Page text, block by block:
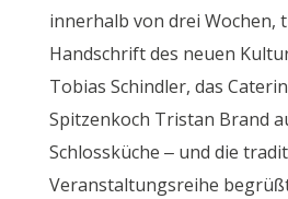
innerhalb von drei Wochen,
Handschrift des neuen
Tobias Schindler, das
Spitzenkoch Tristan Brand
Schlossküche – und die
Veranstaltungsreihe